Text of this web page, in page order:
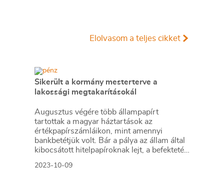
Elolvasom a teljes cikket
Sikerült a kormány mesterterve a
lakossági megtakarításokál
Augusztus végére több állampapírt
tartottak a magyar háztartások az
értékpapírszámláikon, mint amennyi
bankbetétjük volt. Bár a pálya az állam által
kibocsátott hitelpapíroknak lejt, a befektetési
2023-10-09